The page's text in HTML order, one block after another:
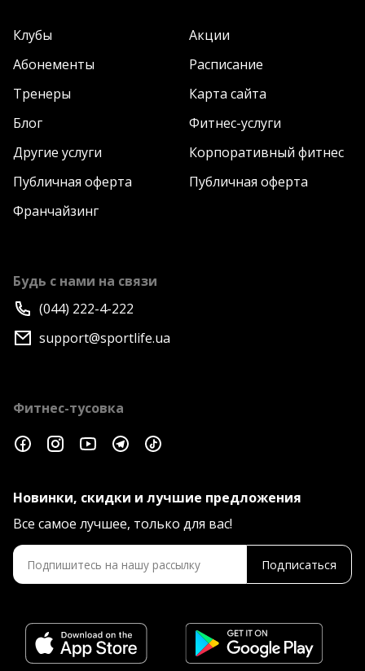
Клубы
Акции
Абонементы
Расписание
Тренеры
Карта сайта
Блог
Фитнес-услуги
Другие услуги
Корпоративный фитнес
Публичная оферта
Публичная оферта
Франчайзинг
Будь с нами на связи
(044) 222-4-222
support@sportlife.ua
Фитнес-тусовка
Новинки, скидки и лучшие предложения
Все самое лучшее, только для вас!
Подписаться